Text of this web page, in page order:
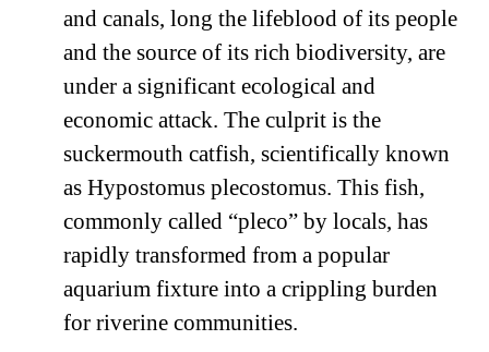
and canals, long the lifeblood of its people
and the source of its rich biodiversity, are
under a significant ecological and
economic attack. The culprit is the
suckermouth catfish, scientifically known
as Hypostomus plecostomus. This fish,
commonly called “pleco” by locals, has
rapidly transformed from a popular
aquarium fixture into a crippling burden
for riverine communities.